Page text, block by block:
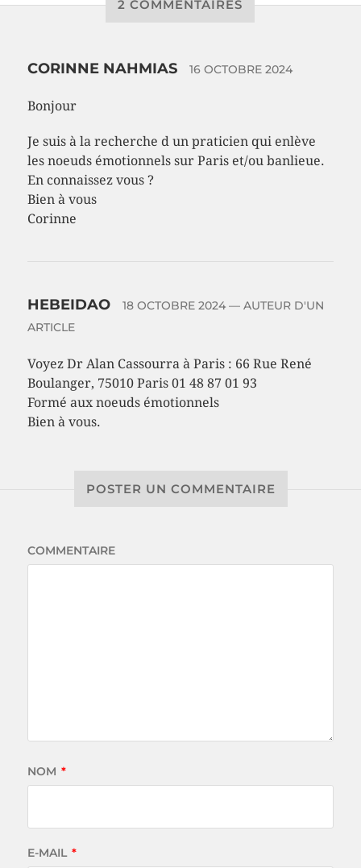
2 COMMENTAIRES
CORINNE NAHMIAS 16 OCTOBRE 2024
Bonjour
Je suis à la recherche d un praticien qui enlève
les noeuds émotionnels sur Paris et/ou banlieue.
En connaissez vous ?
Bien à vous
Corinne
HEBEIDAO 18 OCTOBRE 2024— AUTEUR D'UN
ARTICLE
Voyez Dr Alan Cassourra à Paris : 66 Rue René
Boulanger, 75010 Paris 01 48 87 01 93
Formé aux noeuds émotionnels
Bien à vous.
POSTER UN COMMENTAIRE
COMMENTAIRE
NOM *
E-MAIL *